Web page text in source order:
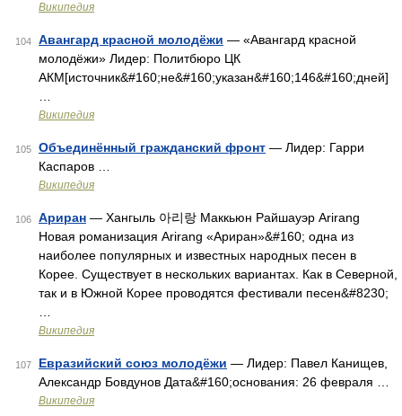
Википедия
104 Авангард красной молодёжи — «Авангард красной
молодёжи» Лидер: Политбюро ЦК
АКМ[источник&#160;не&#160;указан&#160;146&#160;дней]
Википедия
105 Объединённый гражданский фронт — Лидер: Гарри
Каспаров …
Википедия
106 Ариран — Хангыль 아리랑 Маккьюн Райшауэр Arirang
Новая романизация Arirang «Ариран»&#160; одна из
наиболее популярных и известных народных песен в
Корее. Существует в нескольких вариантах. Как в Северной,
так и в Южной Корее проводятся фестивали песен&#8230;
Википедия
107 Евразийский союз молодёжи — Лидер: Павел Канищев,
Александр Бовдунов Дата&#160;основания: 26 февраля …
Википедия